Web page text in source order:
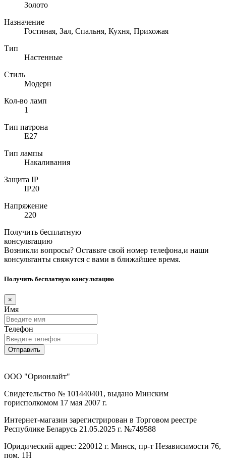
Золото
Назначение
Гостиная, Зал, Спальня, Кухня, Прихожая
Тип
Настенные
Стиль
Модерн
Кол-во ламп
1
Тип патрона
E27
Тип лампы
Накаливания
Защита IP
IP20
Напряжение
220
Получить бесплатную
консультацию
Возникли вопросы? Оставьте свой номер телефона,и наши
консультанты свяжутся с вами в ближайшее время.
Получить бесплатную консультацию
×
Имя
Телефон
Отправить
ООО "Орионлайт"
Свидетельство № 101440401, выдано Минским
горисполкомом 17 мая 2007 г.
Интернет-магазин зарегистрирован в Торговом реестре
Республике Беларусь 21.05.2025 г. №749588
Юридический адрес: 220012 г. Минск, пр-т Независимости 76,
пом. 1Н